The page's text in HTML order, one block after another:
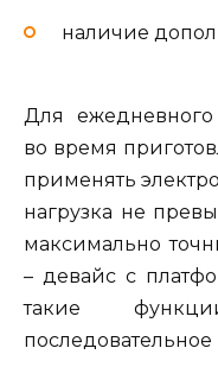
наличие
Для ежедневного
во время
применять
нагрузка не
максимально
– девайс с
такие